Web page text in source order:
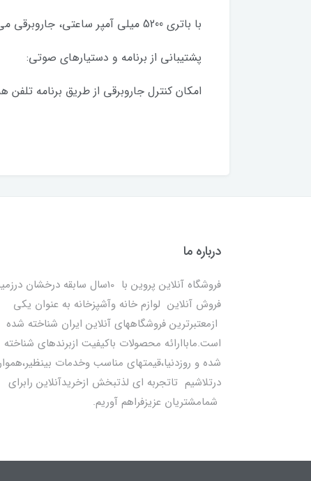
با باتری 5200 میلی آمپر ساعتی، جاروبرقی می‌تواند مساحت زیادی را با یک بار شارژ تا 120 دقیقه تمیز کند.
پشتیبانی از برنامه و دستیارهای صوتی:
امکان کنترل جاروبرقی از طریق برنامه
درباره ما
فروشگاه آنلاین پروین با 10سال سابقه درخشان
فروش آنلاین لوازم خانه وآشپزخانه به عنوان یکی
ازمعتبرترین فروشگاههای آنلاین ایران شناخته شده
است.ماباارائه محصولات باکیفیت ازبرندهای شناخته
شده و روزدنیا،قیمتهای مناسب وخدمات
درتلاشیم تاتجربه ای لذتبخش ازخریدآنلاین رابرای
شمامشتریان عزیزفراهم آوریم.